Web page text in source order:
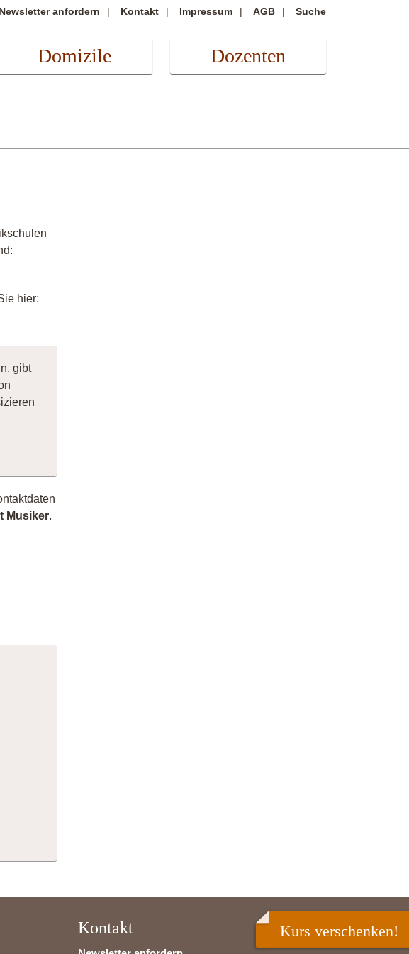
Newsletter anfordern Kontakt Impressum AGB Suche
Domizile Dozenten
hier:
gibt
Musiker.
Kontakt Kurs verschenken!